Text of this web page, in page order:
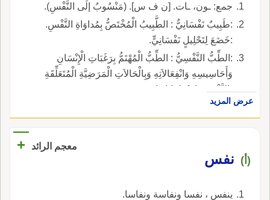
جمع: ـون، ـات. [ن ف س]. (مَنْسُوبٌ إلَى النَّفْسِ).
:طَبِيبٌ نَفْسَانِيٌّ : الطَّبِيبُ الْمُخْتَصُّ بِمُداوَاةِ النَّفْسِ.
:خَضَعَ لِتَحْلِيلٍ نَفْسَانِيٍّ.
:الطِّبُّ النَّفْسِيُّ : الطِّبُّ الْمُهْتَمُّ بِرَغَبَاتِ الْإِنْسَانِ
وَأَحَاسِيسِهِ وَانْفِعَالاَتِهِ وَبِالْحَالاَتِ الْمَرَضِيَّةِ الْمُتَعَلِّقَةِ
بِالنَّفْسِ وَاضْطِرَابَاتِهَا.
عرض المزيد
معجم الرائد +
(أ) نفس
ينفس ، نفسا ونفاسة ونفاسا.